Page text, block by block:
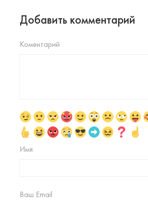
Добавить комментарий
Коментарий
Имя
Ваш Email